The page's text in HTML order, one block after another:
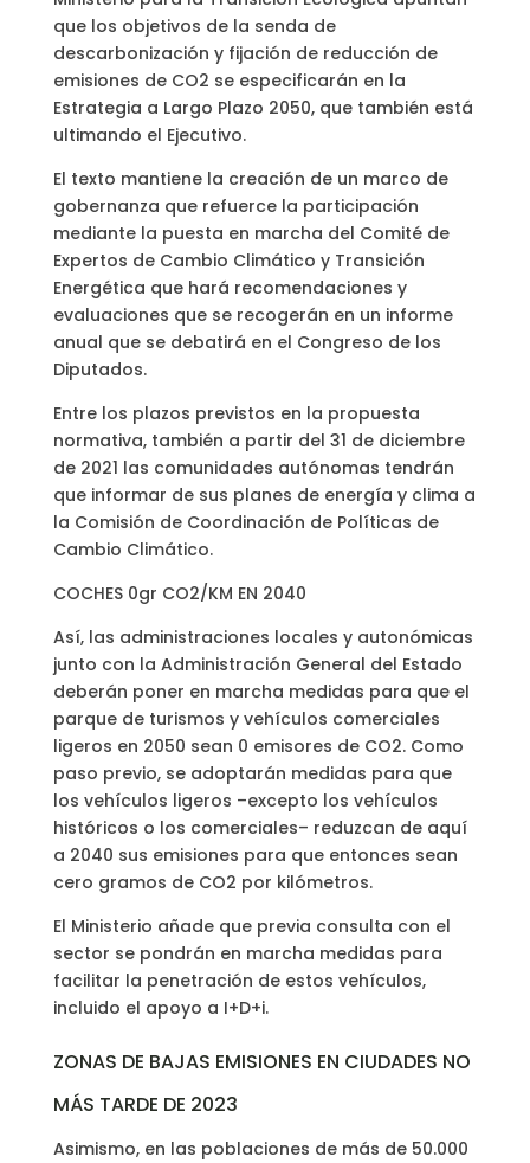
que los objetivos de la senda de
descarbonización y fijación de reducción de
emisiones de CO2 se especificarán en la
Estrategia a Largo Plazo 2050, que también está
ultimando el Ejecutivo.
El texto mantiene la creación de un marco de
gobernanza que refuerce la participación
mediante la puesta en marcha del Comité de
Expertos de Cambio Climático y Transición
Energética que hará recomendaciones y
evaluaciones que se recogerán en un informe
anual que se debatirá en el Congreso de los
Diputados.
Entre los plazos previstos en la propuesta
normativa, también a partir del 31 de diciembre
de 2021 las comunidades autónomas tendrán
que informar de sus planes de energía y clima a
la Comisión de Coordinación de Políticas de
Cambio Climático.
COCHES 0gr CO2/KM EN 2040
Así, las administraciones locales y autonómicas
junto con la Administración General del Estado
deberán poner en marcha medidas para que el
parque de turismos y vehículos comerciales
ligeros en 2050 sean 0 emisores de CO2. Como
paso previo, se adoptarán medidas para que
los vehículos ligeros –excepto los vehículos
históricos o los comerciales– reduzcan de aquí
a 2040 sus emisiones para que entonces sean
cero gramos de CO2 por kilómetros.
El Ministerio añade que previa consulta con el
sector se pondrán en marcha medidas para
facilitar la penetración de estos vehículos,
incluido el apoyo a I+D+i.
ZONAS DE BAJAS EMISIONES EN CIUDADES NO
MÁS TARDE DE 2023
Asimismo, en las poblaciones de más de 50.000